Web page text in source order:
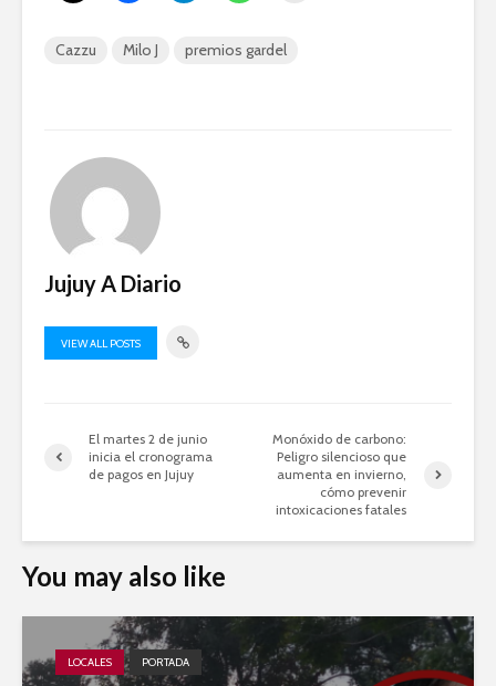
Cazzu Milo J premios gardel
Jujuy A Diario
VIEW ALL POSTS
El martes 2 de junio
inicia el cronograma
de pagos en Jujuy
Monóxido de carbono:
Peligro silencioso que
aumenta en invierno,
cómo prevenir
intoxicaciones fatales
You may also like
LOCALES PORTADA